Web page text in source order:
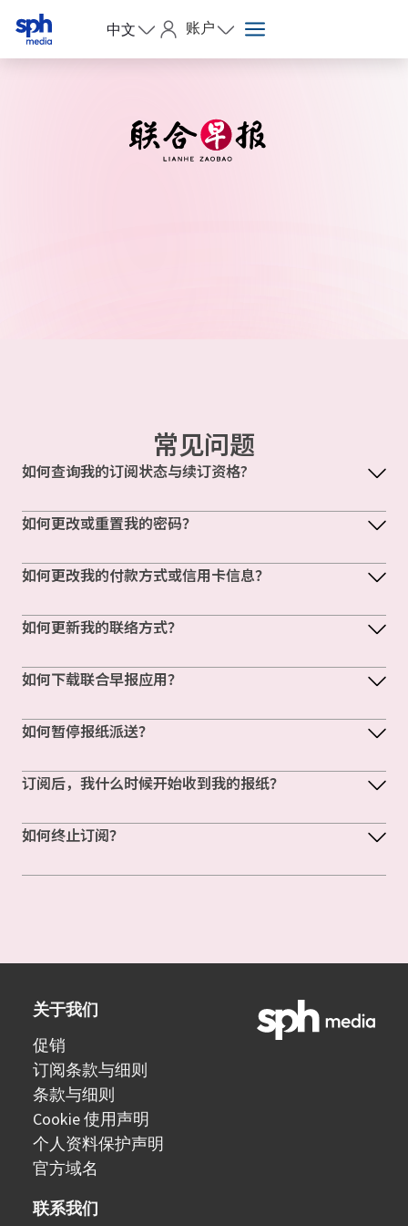
中文 账户
常见问题
如何查询我的订阅状态与续订资格?
如何更改或重置我的密码？
如何更改我的付款方式或信用卡信息？
如何更新我的联络方式？
如何下载联合早报应用？
如何暂停报纸派送？
订阅后，我什么时候开始收到我的报纸？
如何终止订阅？
关于我们
促销
订阅条款与细则
条款与细则
Cookie 使用声明
个人资料保护声明
官方域名
联系我们